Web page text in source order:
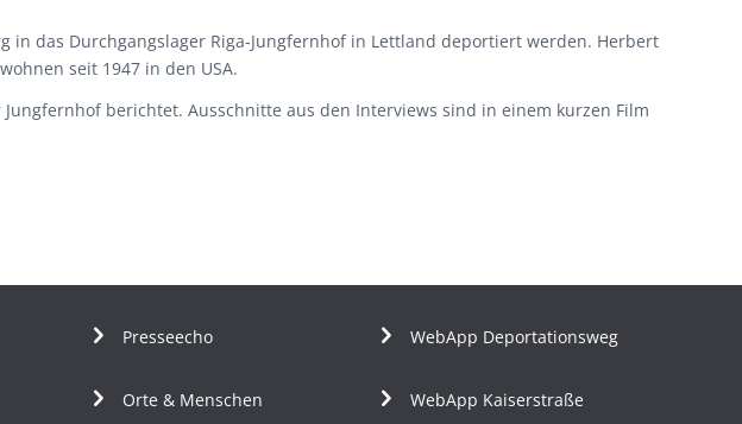
das Durchgangslager Riga-Jungfernhof in Lettland deportiert werden. Herbert
seit 1947 in den USA.
berichtet. Ausschnitte aus den Interviews sind in einem kurzen Film
Presseecho
Orte & Menschen
WebApp Deportationsweg
WebApp Kaiserstraße